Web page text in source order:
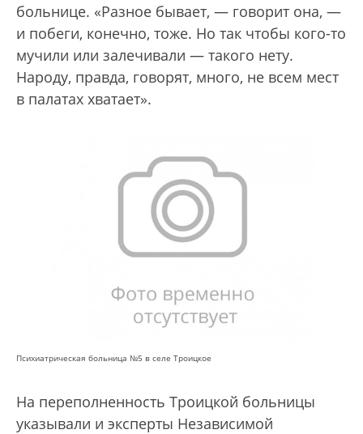
больнице. «Разное бывает, — говорит она, —
и побеги, конечно, тоже. Но так чтобы кого-то
мучили или залечивали — такого нету.
Народу, правда, говорят, много, не всем мест
в палатах хватает».
Психиатрическая больница №5 в селе Троицкое
На переполненность Троицкой больницы
указывали и эксперты Независимой